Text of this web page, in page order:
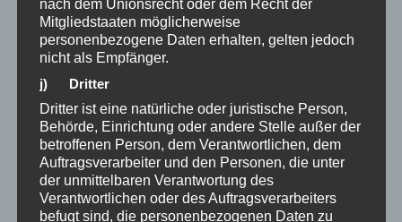
werden, erzeugen ein chaotisches Signal in
deinem Nervensystem. Die Forschung des
HeartMath
Herzschlag in einen Zustand der Kohärenz
(Gleichklang) kommen muss, damit das Gehirn
optimal arbeitet. Wenn du im Stressmodus
bist, blockiert dein logisches Denkzentrum.
Erst in der Entspannung, im Vertrauen und in
nach dem Unionsrecht oder dem Recht der
Mitgliedstaaten möglicherweise
personenbezogene Daten erhalten, gelten jedoch
nicht als Empfänger.
j) Dritter
Dritter ist eine natürliche oder juristische Person,
Behörde, Einrichtung oder andere Stelle außer der
betroffenen Person, dem Verantwortlichen, dem
Auftragsverarbeiter und den Personen, die unter
der unmittelbaren Verantwortung des
Verantwortlichen oder des Auftragsverarbeiters
befugt sind, die personenbezogenen Daten zu